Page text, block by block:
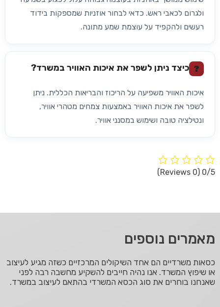
ולגרום לכאבי ראש. כדאי לבחור אוזניות שמספקות בידוד
רעשים ולהקפיד על עוצמת שמע מתונה.
? כיצד ניתן לשפר את איכות האוויר במשרד?
איכות האוויר משפיעה על הריכוז והבריאות הכללית. ניתן
לשפר את איכות האוויר באמצעות צמחים מטהרי אוויר,
ונטילציה טובה ושימוש במסנני אוויר.
0/5
(0 Reviews)
מאמרים נוספים
כסאות משרדיים הם אחד השיקולים המרכזיים כשזה מגיע לעיצוב
או שיפוץ המשרד. אנו נהיה חייבים להשקיע מחשבה רבה לפני
שאנחנו בוחרים את סוג הכסא המשרדי בהתאם לעיצוב במשרד.